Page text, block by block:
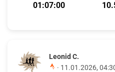
01:07:00
Leonid C.
· 11.01.2026,